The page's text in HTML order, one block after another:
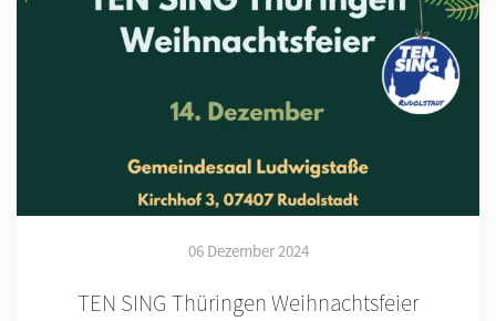
06 Dezember 2024
TEN SING Thüringen Weihnachtsfeier